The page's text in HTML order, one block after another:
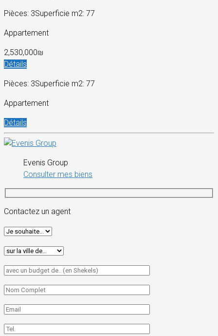
Pièces: 3Superficie m2: 77
Appartement
2,530,000₪
Détails
Pièces: 3Superficie m2: 77
Appartement
Détails
Evenis Group
Consulter mes biens
Contactez un agent